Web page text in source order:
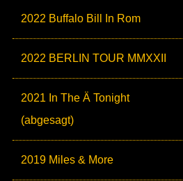
2022 Buffalo Bill In Rom
2022 BERLIN TOUR MMXXII
2021 In The Ä Tonight
(abgesagt)
2019 Miles & More